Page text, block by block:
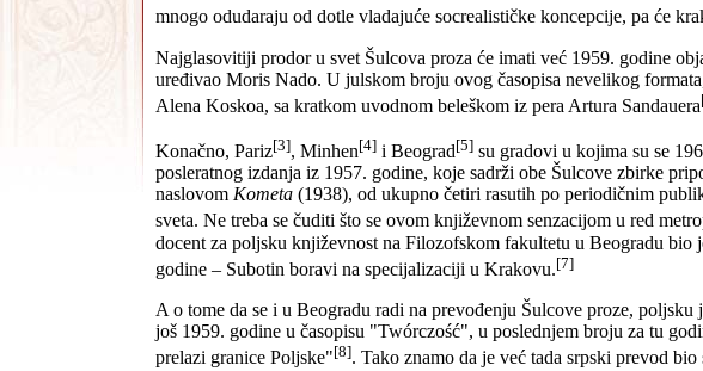
mnogo odudaraju od dotle vladajuće socrealističke koncepcije, pa će
Najglasovitiji prodor u svet Šulcova proza će imati već 1959. godine
uređivao Moris Nado. U julskom broju ovog časopisa nevelikog
Alena Koskoa, sa kratkom uvodnom beleškom iz pera Artura Sandauera
Konačno, Pariz[3], Minhen[4] i Beograd[5] su gradovi u kojima su se
posleratnog izdanja iz 1957. godine, koje sadrži obe Šulcove zbirke
naslovom Kometa (1938), od ukupno četiri rasutih po periodičnim
sveta. Ne treba se čuditi što se ovom književnom senzacijom u red
docent za poljsku književnost na Filozofskom fakultetu u Beogradu
godine – Subotin boravi na specijalizaciji u Krakovu.[7]
A o tome da se i u Beogradu radi na prevođenju Šulcove proze,
još 1959. godine u časopisu "Twórczość", u poslednjem broju za tu
prelazi granice Poljske"[8]. Tako znamo da je već tada srpski prevod